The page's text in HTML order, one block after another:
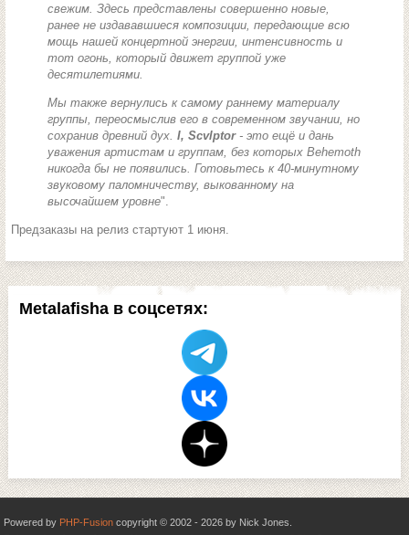
Metalafisha в соцсетях:
свежим. Здесь представлены совершенно новые,
ранее не издававшиеся композиции, передающие всю
мощь нашей концертной энергии, интенсивность и
тот огонь, который движет группой уже
десятилетиями.
Мы также вернулись к самому раннему материалу
группы, переосмыслив его в современном звучании, но
сохранив древний дух. I, Scvlptor- это ещё и дань
уважения артистам и группам, без которых Behemoth
никогда бы не появились. Готовьтесь к 40-минутному
звуковому паломничеству, выкованному на
высочайшем уровне".
Предзаказы на релиз стартуют 1 июня.
Powered by PHP-Fusion copyright © 2002 - 2026 by Nick Jones.